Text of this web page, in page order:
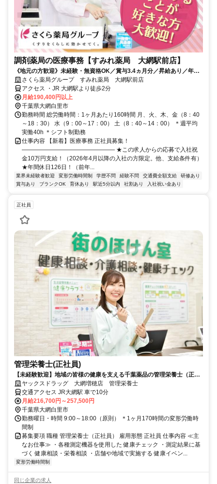
調剤薬局の医療事務【すみれ薬局 大網駅前店】
《地元の方歓迎》未経験・無資格OK／賞与3.4ヵ月分／昇給あり／年休
126日（前年度実績）／平均有休取得数11.5日（2025度実績）
さくら薬局グループ すみれ薬局 大網駅前店
アクセス ・JR 大網駅より徒歩2分
月給190,400円以上
千葉県大網白里市
勤務時間 総労働時間：1ヶ月あたり160時間 月、火、木、金（8：40
～18：30） 水（9：00～17：00） 土（8：40～14：00） ＊週平均
実働40h ＊シフト制勤務
仕事内容 【新着】医療事務 正社員募集！
―――――――――――――――― ★この求人からの応募で入社祝
金10万円支給！（2026年4月以降の入社の方限定。他、支給条件有）
★年間休日126日！（前年...
業界未経験者歓迎 変形労働時間制 学歴不問 経験不問 交通費全額支給
研修あり
賞与あり
ブランクOK 育休あり 駅近5分以内 社割あり 入社祝い金あり
正社員
管理栄養士(正社員)
【未経験歓迎】地域の皆様の健康を支える千葉薬品の管理栄養士（正社
員）求人情報！
ヤックスドラッグ 大網増穂店 管理栄養士
交通アクセス JR大網駅 車で10分
月給216,700円～257,500円
千葉県大網白里市
勤務曜日・時間 9:00～18:00（原則） ＊1ヶ月170時間の変形労働時
間制
募集要項 職種 管理栄養士（正社員） 雇用形態 正社員 仕事内容 ≪主
なお仕事≫ ・各種測定機器を使用した 健康チェック ・測定結果に基
づく 健康相談・栄養相談 ・店舗や地域で実施する 健康イベン...
変形労働時間制
同じ企業の求人